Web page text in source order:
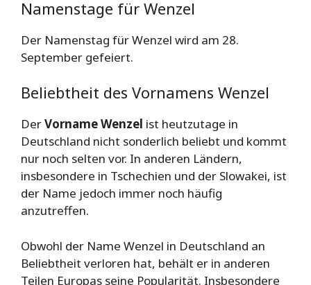
Namenstage für Wenzel
Der Namenstag für Wenzel wird am 28.
September gefeiert.
Beliebtheit des Vornamens Wenzel
DerVorname Wenzel ist heutzutage in
Deutschland nicht sonderlich beliebt und kommt
nur noch selten vor. In anderen Ländern,
insbesondere in Tschechien und der Slowakei, ist
der Name jedoch immer noch häufig
anzutreffen.
Obwohl der Name Wenzel in Deutschland an
Beliebtheit verloren hat, behält er in anderen
Teilen Europas seine Popularität. Insbesondere